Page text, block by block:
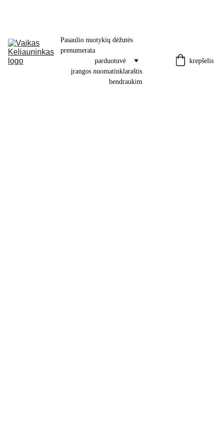
Pasaulio nuotykių dėžutės
prenumerata
parduotuvė
įrangos nuomatinklaraštis
bendraukim
krepšelis